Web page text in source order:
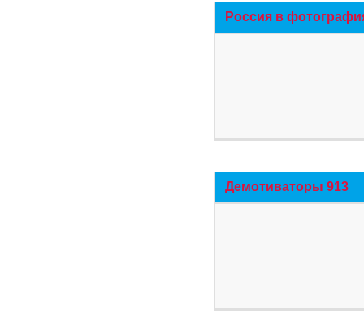
Россия в
Демотиваторы 913